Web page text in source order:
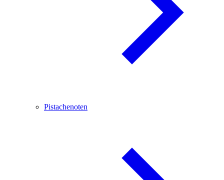
Pistachenoten